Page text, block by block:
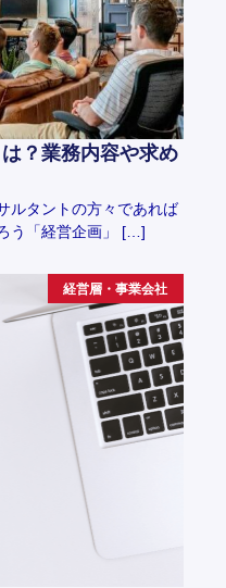
？業務内容や求め
ルタントの方々であれば
う「経営企画」 […]
経営層・事業会社